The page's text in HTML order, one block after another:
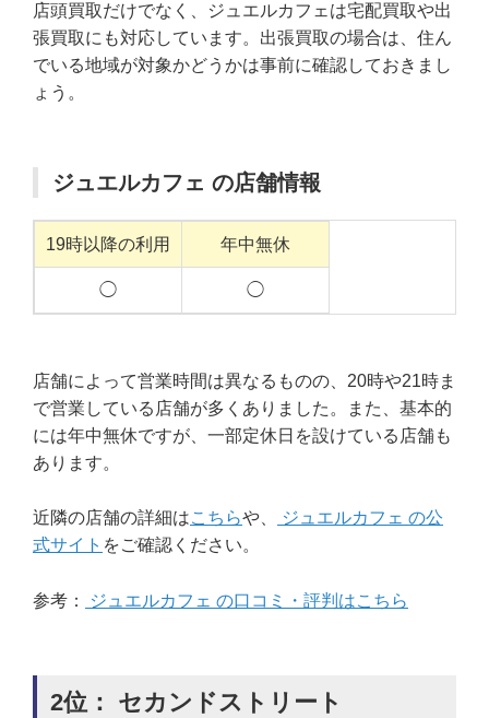
店頭買取だけでなく、ジュエルカフェは宅配買取や出
張買取にも対応しています。出張買取の場合は、住ん
でいる地域が対象かどうかは事前に確認しておきまし
ょう。
ジュエルカフェ の店舗情報
19時以降の利用 年中無休
◯ ◯
店舗によって営業時間は異なるものの、20時や21時ま
で営業している店舗が多くありました。また、基本的
には年中無休ですが、一部定休日を設けている店舗も
あります。
近隣の店舗の詳細はこちらや、
ジュエルカフェ の公
式サイト をご確認ください。
参考： ジュエルカフェ の口コミ・評判はこちら
2位： セカンドストリート